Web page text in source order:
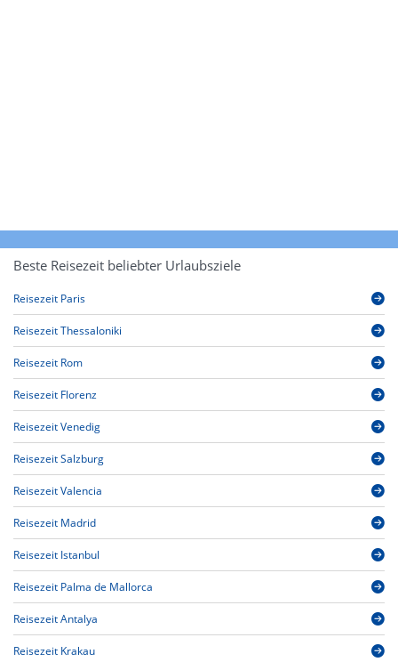
Beste Reisezeit beliebter Urlaubsziele
Reisezeit Paris
Reisezeit Thessaloniki
Reisezeit Rom
Reisezeit Florenz
Reisezeit Venedig
Reisezeit Salzburg
Reisezeit Valencia
Reisezeit Madrid
Reisezeit Istanbul
Reisezeit Palma de Mallorca
Reisezeit Antalya
Reisezeit Krakau